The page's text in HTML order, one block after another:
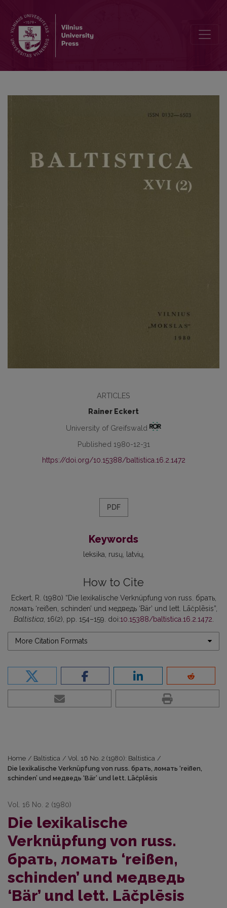
ARTICLES
Rainer Eckert
University of Greifswald
Published 1980-12-31
https://doi.org/10.15388/baltistica.16.2.1472
PDF
Keywords
leksika rusų latvių
How to Cite
Eckert, R. (1980) “Die lexikalische Verknüpfung von russ. брать,
ломать ‘reißen, schinden’ und медведь ‘Bär’ und lett. Lāčplēsis”,
Baltistica, 16(2), pp. 154–159. doi:10.15388/baltistica.16.2.1472
More Citation Formats
Home / Baltistica / Vol. 16 No. 2 (1980): Baltistica /
Die lexikalische Verknüpfung von russ. брать, ломать ‘reißen,
schinden’ und медведь ‘Bär’ und lett. Lāčplēsis
Vol. 16 No. 2 (1980)
Die lexikalische
Verknüpfung von russ.
брать, ломать ‘reißen,
schinden’ und медведь
‘Bär’ und lett. Lāčplēsis